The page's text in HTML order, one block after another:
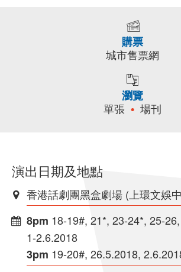
購票
城市售票網
瀏覽
單張
場刊
演出日期及地點
香港話劇團黑盒劇場 (上環文娛
8pm 18-19#, 21*, 23-24*, 25-
1-2.6.2018
3pm 19-20#, 26.5.2018,